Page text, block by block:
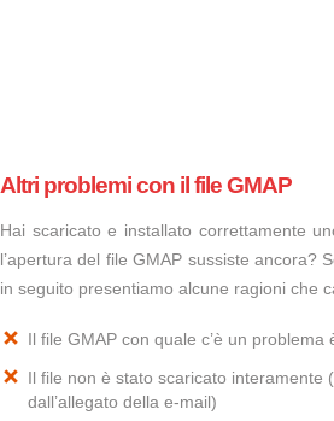
Altri problemi con il file GMAP
Hai scaricato e installato correttamente
l’apertura del file GMAP sussiste ancora?
in seguito presentiamo alcune ragioni che
Il file GMAP con quale c’è un problema
Il file non è stato scaricato interamente
dall’allegato della e-mail)